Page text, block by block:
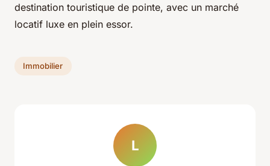
destination touristique de pointe, avec un marché
locatif luxe en plein essor.
Immobilier
L